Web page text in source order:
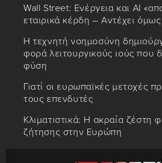
Wall Street: Ενέργεια και AI
εταιρικά κέρδη – Αντέχει
Η τεχνητή νοημοσύνη
φορά λειτουργικούς ιούς που
φύση
Γιατί οι ευρωπαϊκές μετοχές
τους επενδυτές
Κλιματιστικά: Η ακραία ζέστη
ζήτησης στην Ευρώπη